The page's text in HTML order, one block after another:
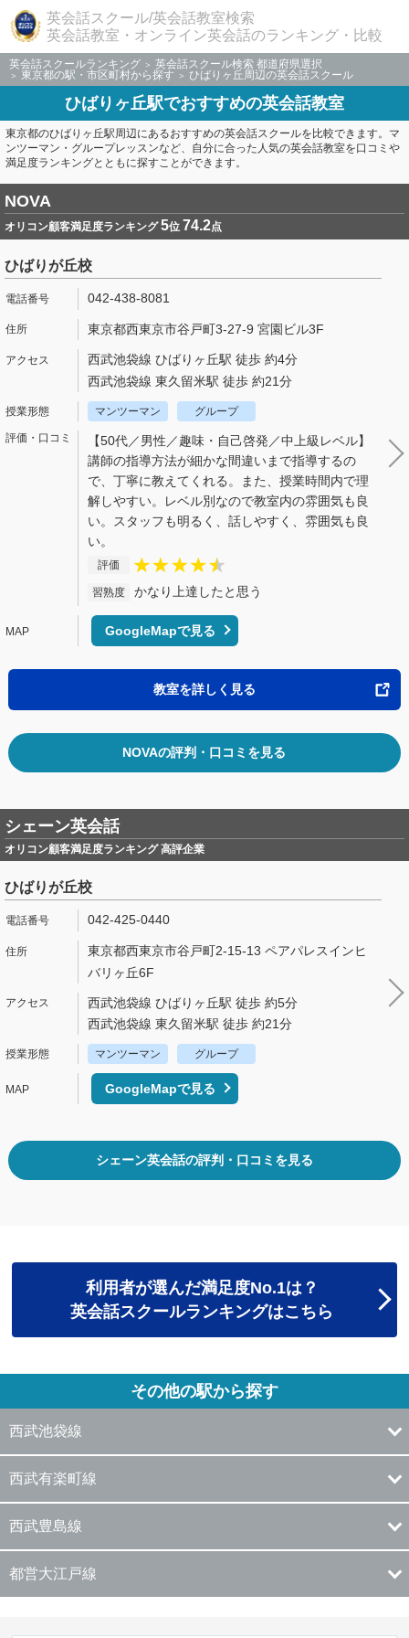
英会話スクール/英会話教室検索
英会話教室・オンライン英会話のランキング・比較
英会話スクールランキング
英会話スクール検索 都道府県選択
東京都の駅・市区町村から探す
ひばりヶ丘周辺の英会話スクール
ひばりヶ丘駅でおすすめの英会話教室
東京都のひばりヶ丘駅周辺にあるおすすめの英会話スクールを比較できます。マ
ンツーマン・グループレッスンなど、自分に合った人気の英会話教室を口コミや
満足度ランキングとともに探すことができます。
NOVA
オリコン顧客満足度ランキング5位 74.2点
ひばりが丘校
042-438-8081
東京都西東京市谷戸町3-27-9 宮園ビル3F
西武池袋線 ひばりヶ丘駅 徒歩 約4分
西武池袋線 東久留米駅 徒歩 約21分
マンツーマン グループ
【50代／男性／趣味・自己啓発／中上級レベル】
講師の指導方法が細かな間違いまで指導するの
で、丁寧に教えてくれる。また、授業時間内で理
解しやすい。レベル別なので教室内の雰囲気も良
い。スタッフも明るく、話しやすく、雰囲気も良
い。
評価
習熟度 かなり上達したと思う
GoogleMapで見る
教室を詳しく見る
NOVAの評判・口コミを見る
シェーン英会話
オリコン顧客満足度ランキング 高評企業
ひばりが丘校
042-425-0440
東京都西東京市谷戸町2-15-13 ペアパレスインヒ
バリヶ丘6F
西武池袋線 ひばりヶ丘駅 徒歩 約5分
西武池袋線 東久留米駅 徒歩 約21分
マンツーマン グループ
GoogleMapで見る
シェーン英会話の評判・口コミを見る
利用者が選んだ満足度No.1は？
英会話スクールランキングはこちら
その他の駅から探す
西武池袋線
西武有楽町線
西武豊島線
都営大江戸線